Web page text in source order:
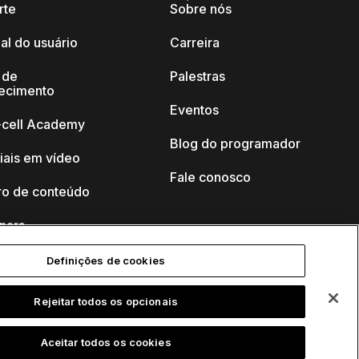
do usuário
Academy
em vídeo
de conteúdo
Sobre nós
Carreira
Palestras
Eventos
Blog do programador
Fale conosco
Definições de cookies
Rejeitar todos os opcionais
Aceitar todos os cookies